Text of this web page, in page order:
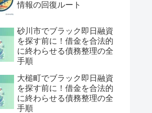
情報の回復ルート
砂川市でブラック即日融資
を探す前に！借金を合法的
に終わらせる債務整理の全
手順
大槌町でブラック即日融資
を探す前に！借金を合法的
に終わらせる債務整理の全
手順